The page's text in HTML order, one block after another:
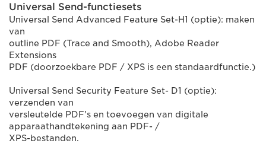
Universal Send-functiesets
Universal Send Advanced Feature Set-H1 (optie): maken
van
outline PDF (Trace and Smooth), Adobe Reader
Extensions
PDF (doorzoekbare PDF / XPS is een standaardfunctie.)
Universal Send Security Feature Set- D1 (optie):
verzenden van
versleutelde PDF's en toevoegen van digitale
apparaathandtekening aan PDF- /
XPS-bestanden.